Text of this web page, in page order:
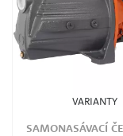
VARIANTY
SAMONASÁVACÍ